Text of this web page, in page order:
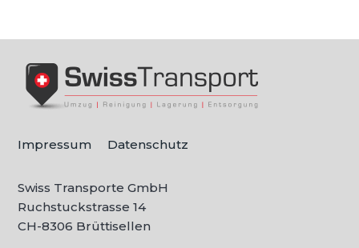
Impressum Datenschutz
Swiss Transporte GmbH
Ruchstuckstrasse 14
CH-8306 Brüttisellen